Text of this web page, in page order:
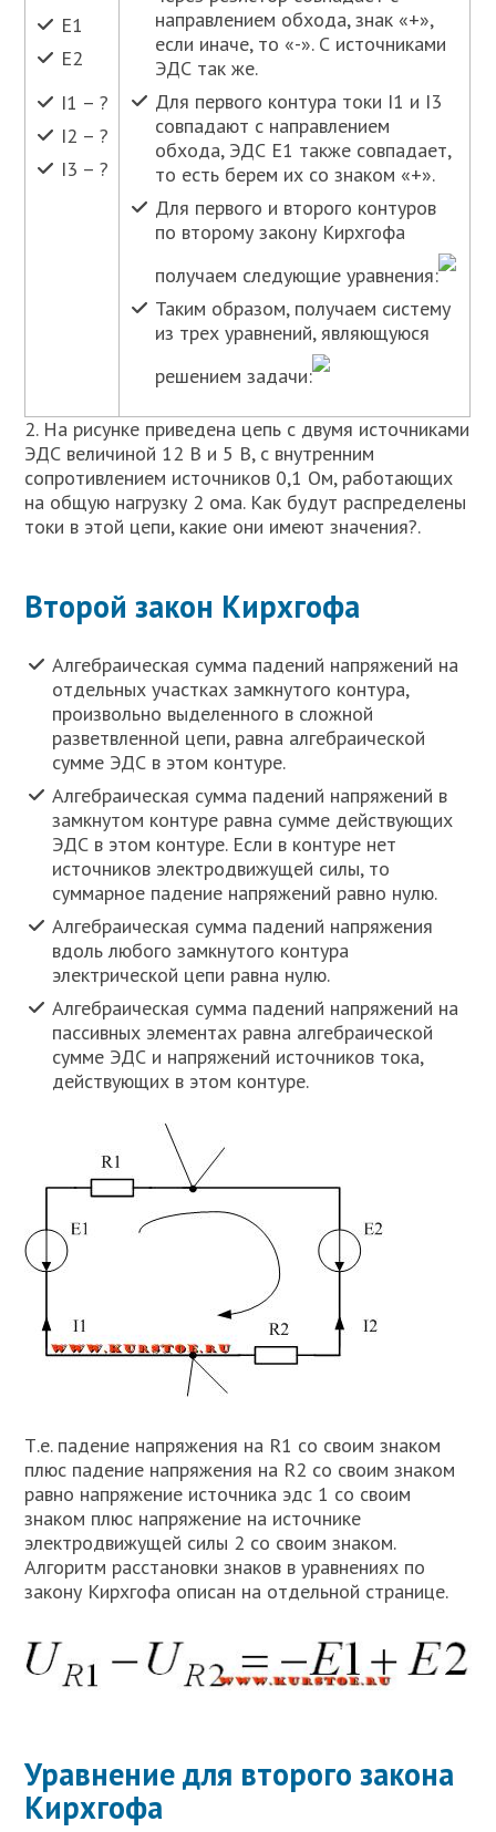
E1
E2
I1 – ?
I2 – ?
I3 – ?
направлением обхода, знак «+»,
если иначе, то «-». С источниками
ЭДС так же.
Для первого контура токи I1 и I3
совпадают с направлением
обхода, ЭДС Е1 также совпадает,
то есть берем их со знаком «+».
Для первого и второго контуров
по второму закону Кирхгофа
получаем следующие уравнения:
Таким образом, получаем систему
из трех уравнений, являющуюся
решением задачи:
2. На рисунке приведена цепь с двумя источниками
ЭДС величиной 12 В и 5 В, с внутренним
сопротивлением источников 0,1 Ом, работающих
на общую нагрузку 2 ома. Как будут распределены
токи в этой цепи, какие они имеют значения?.
Второй закон Кирхгофа
Алгебраическая сумма падений напряжений на
отдельных участках замкнутого контура,
произвольно выделенного в сложной
разветвленной цепи, равна алгебраической
сумме ЭДС в этом контуре.
Алгебраическая сумма падений напряжений в
замкнутом контуре равна сумме действующих
ЭДС в этом контуре. Если в контуре нет
источников электродвижущей силы, то
суммарное падение напряжений равно нулю.
Алгебраическая сумма падений напряжения
вдоль любого замкнутого контура
электрической цепи равна нулю.
Алгебраическая сумма падений напряжений на
пассивных элементах равна алгебраической
сумме ЭДС и напряжений источников тока,
действующих в этом контуре.
Т.е. падение напряжения на R1 со своим знаком
плюс падение напряжения на R2 со своим знаком
равно напряжение источника эдс 1 со своим
знаком плюс напряжение на источнике
электродвижущей силы 2 со своим знаком.
Алгоритм расстановки знаков в уравнениях по
закону Кирхгофа описан на отдельной странице.
Уравнение для второго закона
Кирхгофа